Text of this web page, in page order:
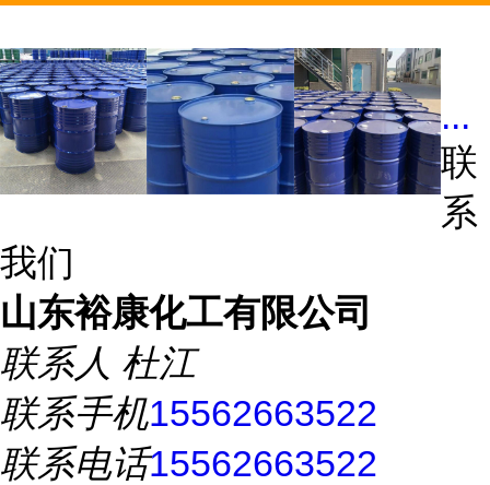
...
联
系
我们
山东裕康化工有限公司
联系人 杜江
联系手机15562663522
联系电话15562663522